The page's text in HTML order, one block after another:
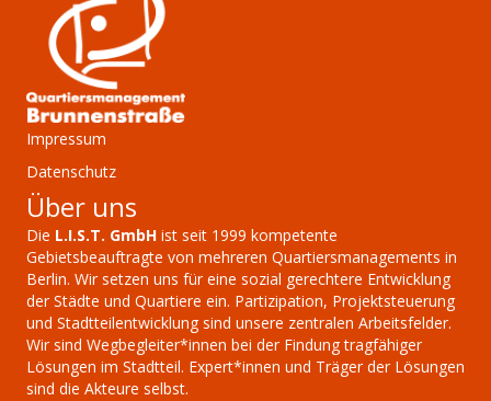
Impressum
Datenschutz
Über uns
Die L.I.S.T. GmbH ist seit 1999 kompetente
Gebietsbeauftragte von mehreren Quartiersmanagements in
Berlin. Wir setzen uns für eine sozial gerechtere Entwicklung
der Städte und Quartiere ein. Partizipation, Projektsteuerung
und Stadtteilentwicklung sind unsere zentralen Arbeitsfelder.
Wir sind Wegbegleiter*innen bei der Findung tragfähiger
Lösungen im Stadtteil. Expert*innen und Träger der Lösungen
sind die Akteure selbst.